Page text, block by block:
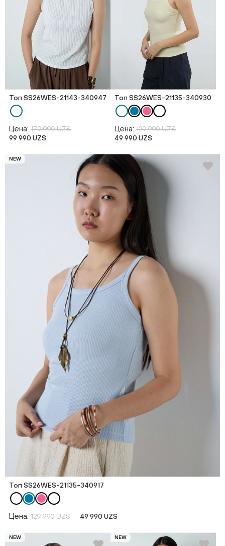
Топ SS26WES-21143-340947
Цена: 179 990 UZS
99 990 UZS
Топ SS26WES-21135-340930
Цена: 129 990 UZS
49 990 UZS
NEW
Топ SS26WES-21135-340917
Цена: 129 990 UZS 49 990 UZS
NEW NEW